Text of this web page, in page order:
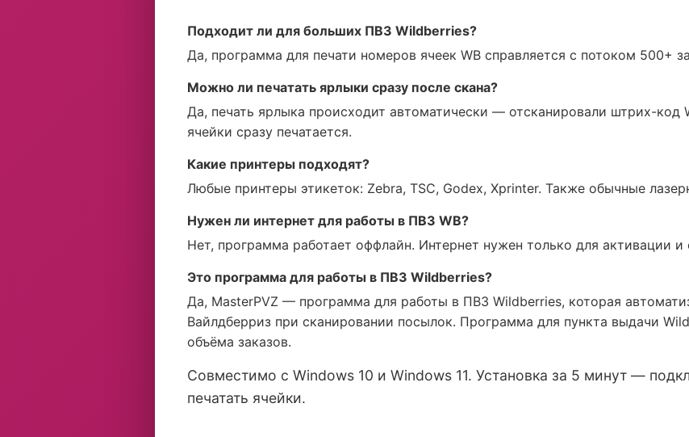
Подходит ли для больших ПВЗ Wildberries?
Да, программа для печати номеров ячеек WB справляется с потоком 500+
Можно ли печатать ярлыки сразу после скана?
Да, печать ярлыка происходит автоматически — отсканировали штрих-код
ячейки сразу печатается.
Какие принтеры подходят?
Любые принтеры этикеток: Zebra, TSC, Godex, Xprinter. Также обычные
Нужен ли интернет для работы в ПВЗ WB?
Нет, программа работает оффлайн. Интернет нужен только для активации и
Это программа для работы в ПВЗ Wildberries?
Да, MasterPVZ — программа для работы в ПВЗ Wildberries, которая
Вайлдберриз при сканировании посылок. Программа для пункта выдачи
объёма заказов.
Совместимо с Windows 10 и Windows 11. Установка за 5 минут —
печатать ячейки.